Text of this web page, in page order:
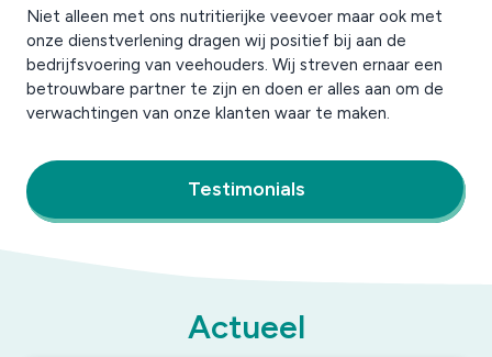
Niet alleen met ons nutritierijke veevoer maar ook met
onze dienstverlening dragen wij ​​positief bij aan de
bedrijfsvoering van veehouders. Wij streven ernaar een
betrouwbare partner te zijn en doen er alles aan om de
verwachtingen van onze klanten waar te maken.
Testimonials
Actueel